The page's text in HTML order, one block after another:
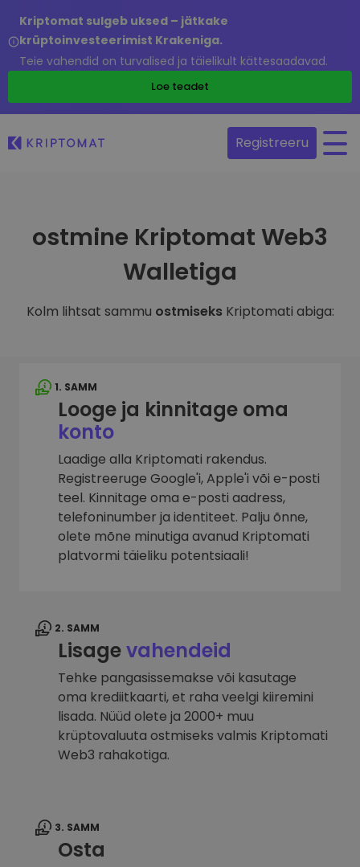
Kriptomat sulgeb uksed – jätkake
krüptoinvesteerimist Krakeniga.
Teie vahendid on turvalised ja täielikult kättesaadavad.
Loe teadet
Registreeru
ostmine Kriptomat Web3
Walletiga
Kolm lihtsat sammu ostmiseksKriptomati abiga:
1. SAMM
Looge ja kinnitage oma
konto
Laadige alla Kriptomati rakendus.
Registreeruge Google'i, Apple'i või e-posti
teel. Kinnitage oma e-posti aadress,
telefoninumber ja identiteet. Palju õnne,
olete mõne minutiga avanud Kriptomati
platvormi täieliku potentsiaali!
2. SAMM
Lisagevahendeid
Tehke pangasissemakse või kasutage
oma krediitkaarti, et raha veelgi kiiremini
lisada. Nüüd olete ja 2000+ muu
krüptovaluuta ostmiseks valmis Kriptomati
Web3 rahakotiga.
3. SAMM
Osta